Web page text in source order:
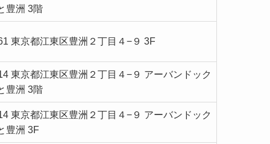
豊洲 3階
東京都江東区豊洲２丁目４−９ 3F
東京都江東区豊洲２丁目４−９ アーバンドック
豊洲 3階
東京都江東区豊洲２丁目４−９ アーバンドック
豊洲 3F